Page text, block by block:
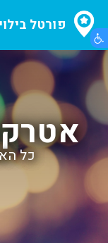
פורטל
כל
הצג תפריט נגישות